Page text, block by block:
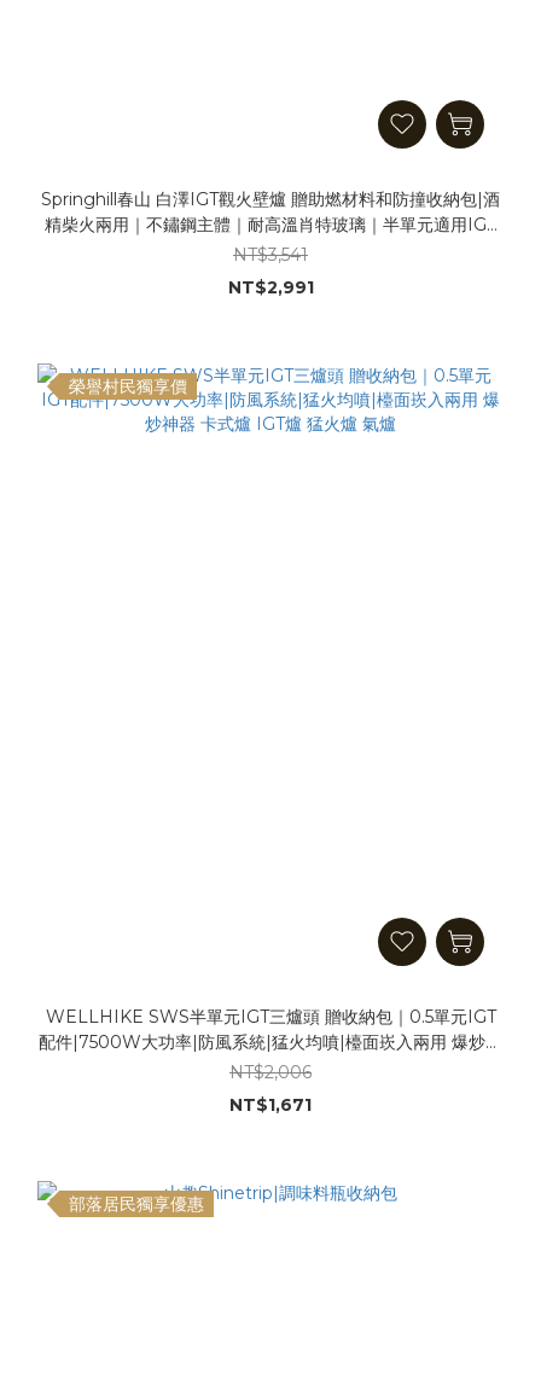
Springhill春山 白澤IGT觀火壁爐 贈助燃材料和防撞收納包|酒
精柴火兩用｜不鏽鋼主體｜耐高溫肖特玻璃｜半單元適用IGT
桌｜觀火爐 焚火台 壁爐 暖爐 取暖爐 柴火爐 柴爐 取暖器 焚火
NT$3,541
NT$2,991
榮譽村民獨享價
WELLHIKE SWS半單元IGT三爐頭 贈收納包｜0.5單元IGT
配件|7500W大功率|防風系統|猛火均噴|檯面崁入兩用 爆炒神
器 卡式爐 IGT爐 猛火爐 氣爐
NT$2,006
NT$1,671
部落居民獨享優惠